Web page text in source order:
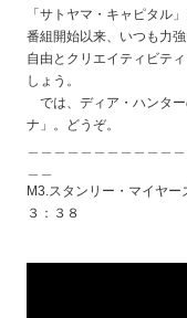
「サトヤマ・キャピタル」
番組開始以来、いつも力
自由とクリエイティビテ
しょう。
では、ディア・ハンタ
ナ」。どうぞ。
M3.スタンリー・
３：３８